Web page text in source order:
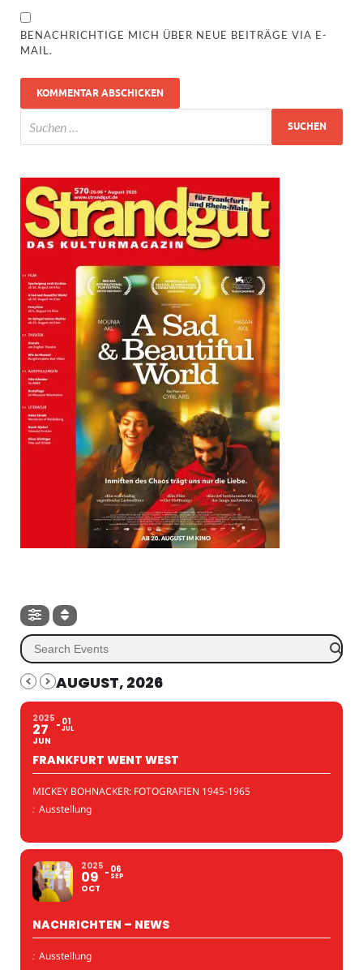
BENACHRICHTIGE MICH ÜBER NEUE BEITRÄGE VIA E-
MAIL.
AUGUST, 2026
2025
27
JUN
01
JUL
FRANKFURT WENT WEST
MICKEY BOHNACKER: FOTOGRAFIEN 1945-1965
: Ausstellung
2025
09
OCT
06
SEP
NACHRICHTEN – NEWS
: Ausstellung